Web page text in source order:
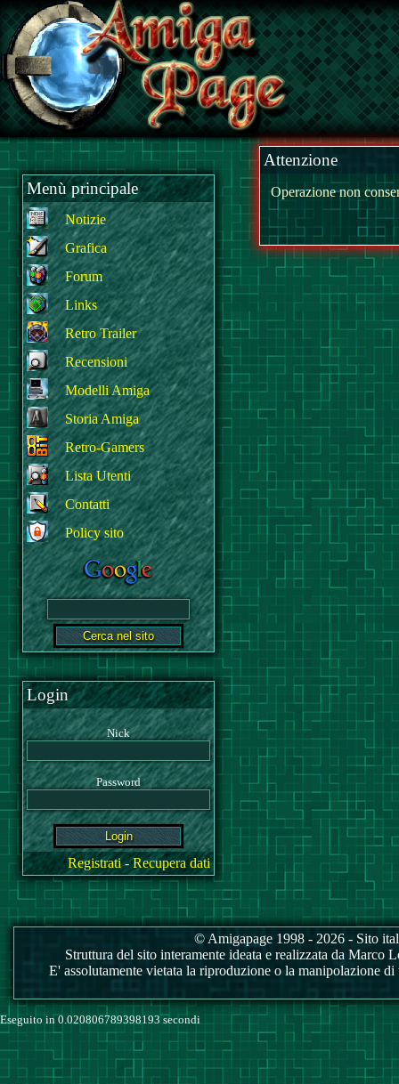
Menù principale
Notizie
Grafica
Forum
Links
Retro Trailer
Recensioni
Modelli Amiga
Storia Amiga
Retro-Gamers
Lista Utenti
Contatti
Policy sito
Login
Nick
Password
Registrati-Recupera dati
Attenzione
Operazione non
© Amigapage 1998 - 2026 - Sito
Struttura del sito interamente ideata e realizzata da
E' assolutamente vietata la riproduzione o la manipolazione
Eseguito in 0.020806789398193 secondi